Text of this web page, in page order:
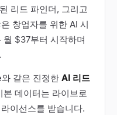
리드 파인더, 그리고
창업자를 위한 AI 시
월 $37부터 시작하며
같은 진정한 AI 리드
데이터는 라이브로
이선스를 받습니다.